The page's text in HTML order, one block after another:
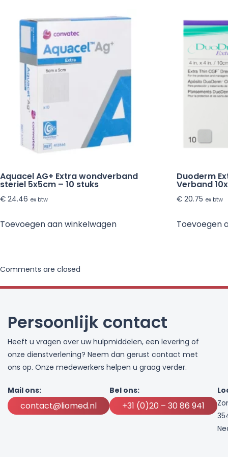
Aquacel AG+ Extra wondverband
steriel 5x5cm – 10 stuks
€ 24.46 ex btw
Toevoegen aan winkelwagen
Duoderm
Verband
€ 20.75 ex btw
Toevoegen
Comments are closed
Persoonlijk contact
Heeft u vragen over uw hulpmiddelen, een levering of
onze dienstverlening? Neem dan gerust contact met
ons op. Onze medewerkers helpen u graag verder.
Mail ons:
contact@liomed.nl
Bel ons:
+31 (0)20 – 30 86 941